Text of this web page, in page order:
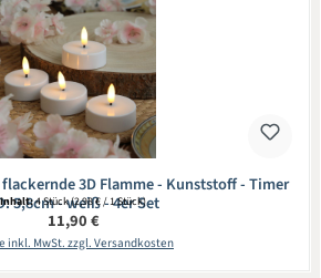
3D Flamme - Kunststoff - Timer
5,8cm - weiß - 4er Set
Inhalt:4 Stück(2,98 € / 1 Stück)
Regulärer Preis:
11,90 €
inkl. MwSt. zzgl. Versandkosten